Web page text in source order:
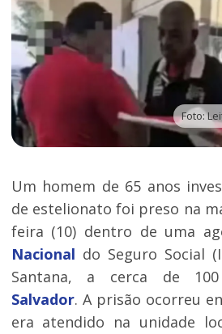
Um homem de 65 anos
de estelionato foi preso na
feira (10) dentro de uma
Nacional do Seguro Social
Santana, a cerca de
Salvador. A prisão ocorreu
era atendido na unidade